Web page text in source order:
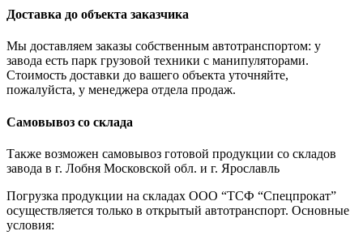
Доставка до объекта заказчика
Мы доставляем заказы собственным автотранспортом: у
завода есть парк грузовой техники с манипуляторами.
Стоимость доставки до вашего объекта уточняйте,
пожалуйста, у менеджера отдела продаж.
Самовывоз со склада
Также возможен самовывоз готовой продукции со складов
завода в г. Лобня Московской обл. и г. Ярославль
Погрузка продукции на складах ООО “ТСФ “Спецпрокат”
осуществляется только в открытый автотранспорт. Основные
условия: